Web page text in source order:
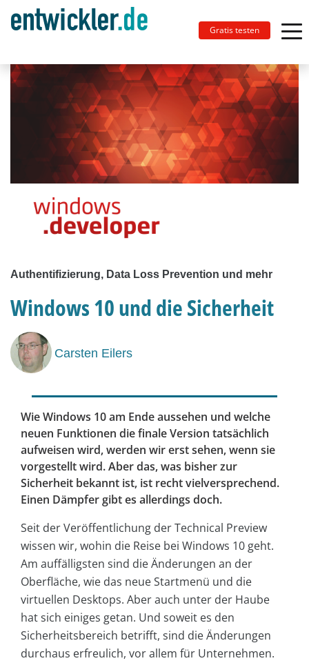
Gratis testen
Authentifizierung, Data Loss Prevention und mehr
Windows 10 und die Sicherheit
Carsten Eilers
Wie Windows 10 am Ende aussehen und welche
neuen Funktionen die finale Version tatsächlich
aufweisen wird, werden wir erst sehen, wenn sie
vorgestellt wird. Aber das, was bisher zur
Sicherheit bekannt ist, ist recht vielversprechend.
Einen Dämpfer gibt es allerdings doch.
Seit der Veröffentlichung der Technical Preview
wissen wir, wohin die Reise bei Windows 10 geht.
Am auffälligsten sind die Änderungen an der
Oberfläche, wie das neue Startmenü und die
virtuellen Desktops. Aber auch unter der Haube
hat sich einiges getan. Und soweit es den
Sicherheitsbereich betrifft, sind die Änderungen
durchaus erfreulich, vor allem für Unternehmen.